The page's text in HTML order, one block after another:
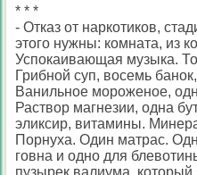
* * *
- Отказ от наркотиков,
этого нужны: комната, из
Успокаивающая музыка.
Грибной суп, восемь
Ванильное мороженое,
Раствор магнезии, одна
эликсир, витамины.
Порнуха. Один матрас.
говна и одно для
пузырек валиума,